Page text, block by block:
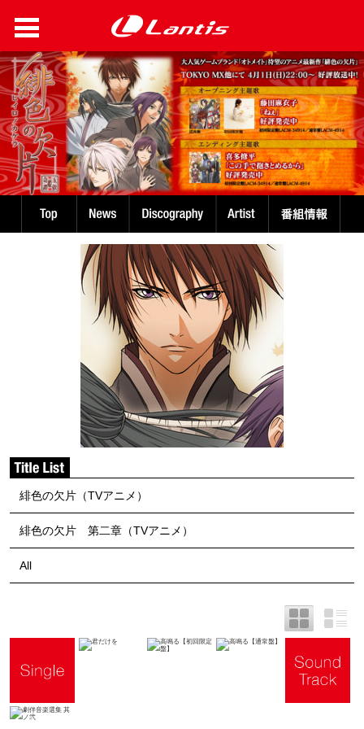
緋色の欠片（TVアニメ）
緋色の欠片 第二章（TVアニメ）
All